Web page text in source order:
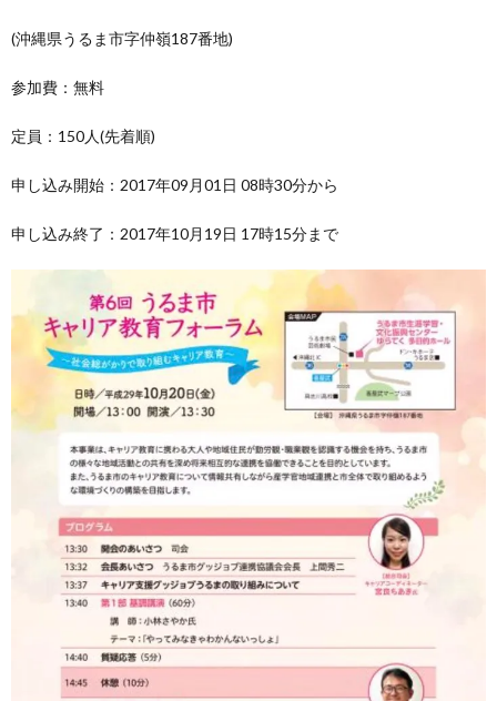
(沖縄県うるま市字仲嶺187番地)
参加費：無料
定員：150人(先着順)
申し込み開始：2017年09月01日 08時30分から
申し込み終了：2017年10月19日 17時15分まで